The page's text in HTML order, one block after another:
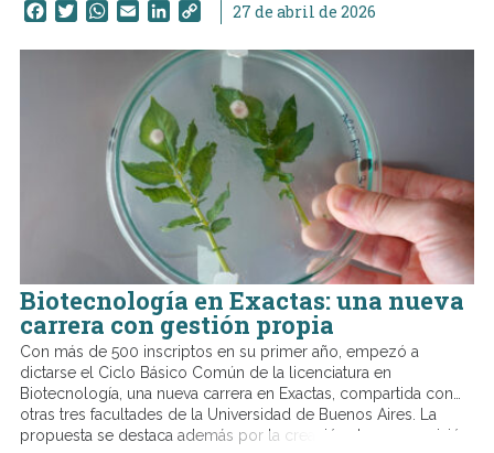
Facebook
TwitterWhatsApp
EmailLinkedIn
Copy27 de abril de 2026
Biotecnología en Exactas: una nueva
carrera con gestión propia
Con más de 500 inscriptos en su primer año, empezó a
dictarse el Ciclo Básico Común de la licenciatura en
Biotecnología, una nueva carrera en Exactas, compartida con
otras tres facultades de la Universidad de Buenos Aires. La
propuesta se destaca además por la creación de una comisión